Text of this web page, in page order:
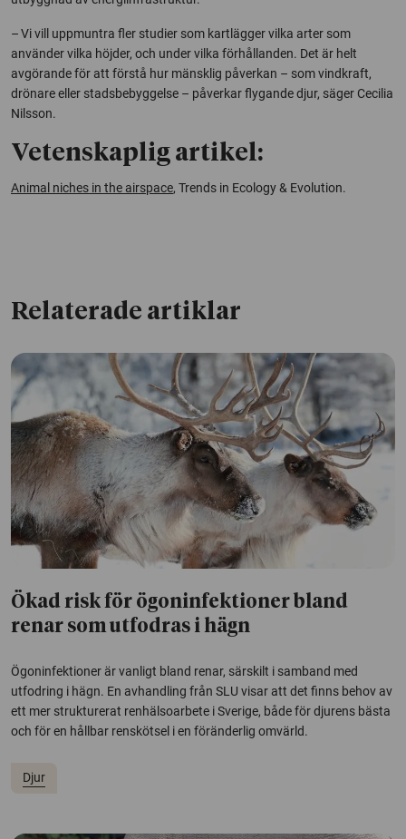
– Vi vill uppmuntra fler studier som kartlägger vilka arter som
använder vilka höjder, och under vilka förhållanden. Det är helt
avgörande för att förstå hur mänsklig påverkan – som vindkraft,
drönare eller stadsbebyggelse – påverkar flygande djur, säger Cecilia
Nilsson.
Vetenskaplig artikel:
Animal niches in the airspace, Trends in Ecology & Evolution.
Relaterade artiklar
Ökad risk för ögoninfektioner bland
renar som utfodras i hägn
Ögoninfektioner är vanligt bland renar, särskilt i samband med
utfodring i hägn. En avhandling från SLU visar att det finns behov av
ett mer strukturerat renhälsoarbete i Sverige, både för djurens bästa
och för en hållbar renskötsel i en föränderlig omvärld.
Djur